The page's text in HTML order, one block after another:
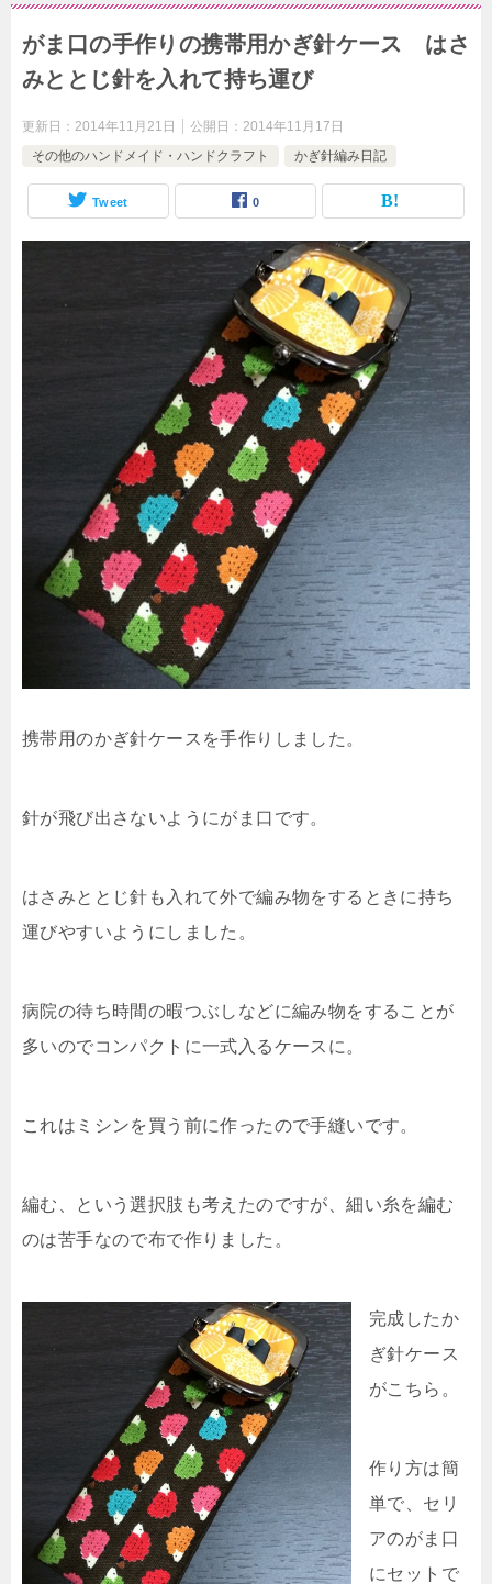
がま口の手作りの携帯用かぎ針ケース はさ
みととじ針を入れて持ち運び
更新日： 2014年11月21日 公開日： 2014年11月17日
その他のハンドメイド・ハンドクラフト
かぎ針編み日記
Tweet 0
携帯用のかぎ針ケースを手作りしました。
針が飛び出さないようにがま口です。
はさみととじ針も入れて外で編み物をするときに持ち
運びやすいようにしました。
病院の待ち時間の暇つぶしなどに編み物をすることが
多いのでコンパクトに一式入るケースに。
これはミシンを買う前に作ったので手縫いです。
編む、という選択肢も考えたのですが、細い糸を編む
のは苦手なので布で作りました。
完成したか
ぎ針ケース
がこちら。
作り方は簡
単で、セリ
アのがま口
にセットで